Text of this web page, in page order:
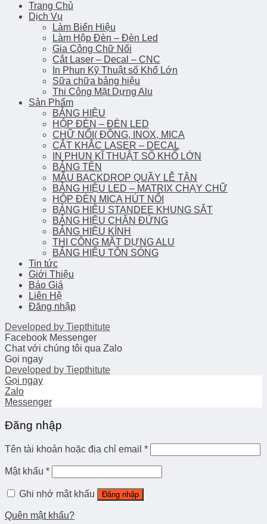
Trang Chủ
Dịch Vụ
Làm Biển Hiệu
Làm Hộp Đèn – Đèn Led
Gia Công Chữ Nổi
Cắt Laser – Decal – CNC
In Phun Kỹ Thuật số Khổ Lớn
Sữa chữa bảng hiệu
Thi Công Mặt Dựng Alu
Sản Phẩm
BẢNG HIỆU
HỘP ĐÈN – ĐÈN LED
CHỮ NỔI( ĐỒNG, INOX, MICA
CẮT KHẮC LASER – DECAL
IN PHUN KĨ THUẬT SỐ KHỔ LỚN
BẢNG TÊN
MẪU BACKDROP QUẦY LỄ TÂN
BẢNG HIỆU LED – MATRIX CHẠY CHỮ
HỘP ĐÈN MICA HÚT NỔI
BẢNG HIỆU STANDEE KHUNG SẮT
BẢNG HIỆU CHÂN ĐỨNG
BẢNG HIỆU KÍNH
THI CÔNG MẶT DỰNG ALU
BẢNG HIỆU TÔN SÓNG
Tin tức
Giới Thiệu
Báo Giá
Liên Hệ
Đăng nhập
Developed by Tiepthitute
Facebook Messenger
Chat với chúng tôi qua Zalo
Gọi ngay
Developed by Tiepthitute
Gọi ngay
Zalo
Messenger
Đăng nhập
Tên tài khoản hoặc địa chỉ email *
Mật khẩu *
Ghi nhớ mật khẩu Đăng nhập
Quên mật khẩu?